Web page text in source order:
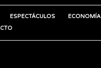
ESPECTÁCULOS ECONOMÍA